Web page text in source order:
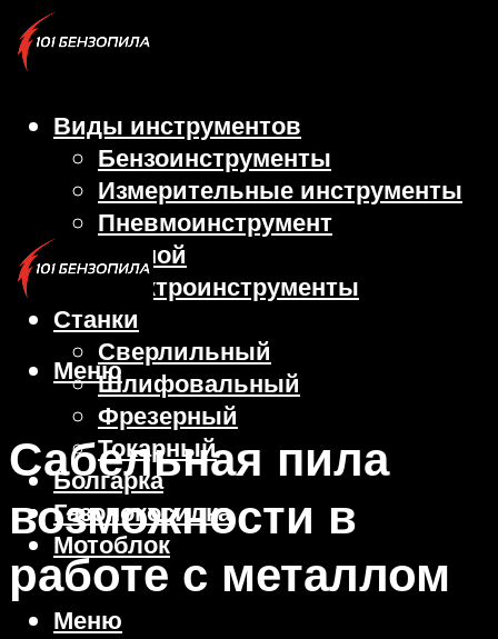
Виды инструментов
Бензоинструменты
Измерительные инструменты
Пневмоинструмент
Ручной
Электроинструменты
Станки
Сверлильный
Шлифовальный
Фрезерный
Токарный
Болгарка
Газонокосилка
Мотоблок
Меню
Меню
Сабельная пила
возможности в
работе с металлом